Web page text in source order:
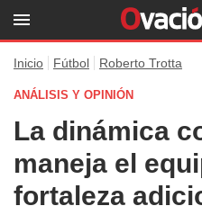
Inicio Fútbol Roberto Trotta
ANÁLISIS Y OPINIÓN
La dinámica
maneja el
fortaleza